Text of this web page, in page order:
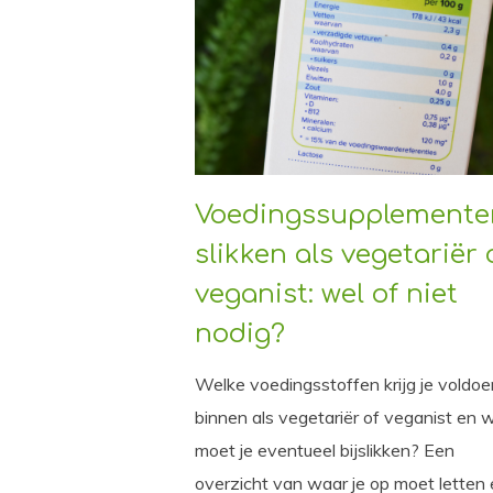
slikken als vegetariër
veganist: wel of niet
nodig?
Welke voedingsstoffen krijg je
binnen als vegetariër of veganist en
moet je eventueel bijslikken? Een
overzicht van waar je op moet letten